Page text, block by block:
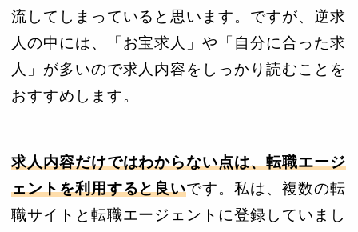
流してしまっていると思います。ですが、逆求
人の中には、「お宝求人」や「自分に合った求
人」が多いので求人内容をしっかり読むことを
おすすめします。
求人内容だけではわからない点は、転職エージ
ェントを利用すると良いです。私は、複数の転
職サイトと転職エージェントに登録していまし